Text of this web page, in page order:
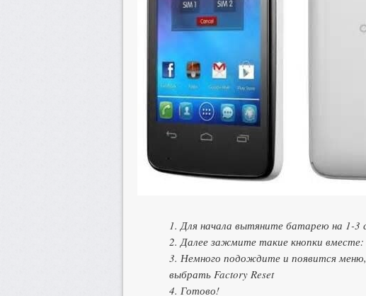
1. Для начала вытяните батарею на 1-3
2. Далее зажмите такие кнопки
3. Немного подождите и появится
выбрать Factory Reset
4. Готово!